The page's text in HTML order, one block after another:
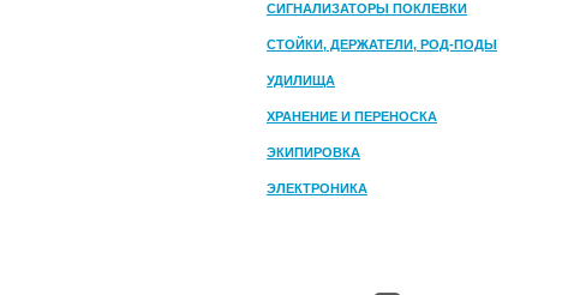
СИГНАЛИЗАТОРЫ ПОКЛЕВКИ
СТОЙКИ, ДЕРЖАТЕЛИ, РОД-ПОДЫ
УДИЛИЩА
ХРАНЕНИЕ И ПЕРЕНОСКА
ЭКИПИРОВКА
ЭЛЕКТРОНИКА